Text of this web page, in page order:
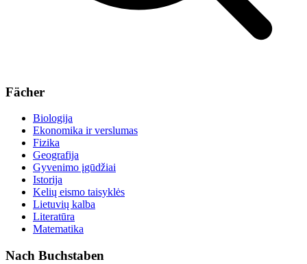
Fächer
Biologija
Ekonomika ir verslumas
Fizika
Geografija
Gyvenimo įgūdžiai
Istorija
Kelių eismo taisyklės
Lietuvių kalba
Literatūra
Matematika
Nach Buchstaben